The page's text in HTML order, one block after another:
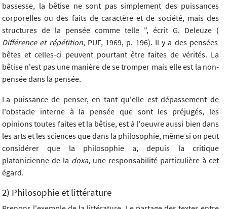
bassesse, la bêtise ne sont pas simplement des puissances
corporelles ou des faits de caractère et de société, mais des
structures de la pensée comme telle ", écrit G. Deleuze (
Différence et répétition, PUF, 1969, p. 196). Il y a des pensées
bêtes et celles-ci peuvent pourtant être faites de vérités. La
bêtise n'est pas une manière de se tromper mais elle est la non-
pensée dans la pensée.
La puissance de penser, en tant qu'elle est dépassement de
l'obstacle interne à la pensée que sont les préjugés, les
opinions toutes faites et la bêtise, est à l'oeuvre aussi bien dans
les arts et les sciences que dans la philosophie, même si on peut
considérer que la philosophie a, depuis la critique
platonicienne de la doxa, une responsabilité particulière à cet
égard.
2) Philosophie et littérature